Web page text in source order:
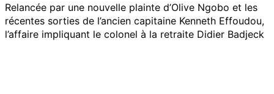
Relancée par une nouvelle plainte d’Olive Ngobo et les
récentes sorties de l’ancien capitaine Kenneth Effoudou,
l’affaire impliquant le colonel à la retraite Didier Badjeck